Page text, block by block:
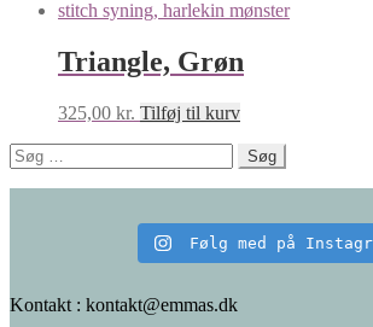
Triangle, Grøn
325,00 kr. Tilføj til kurv
Søg
efter:
Følg med på
Kontakt : kontakt@emmas.dk